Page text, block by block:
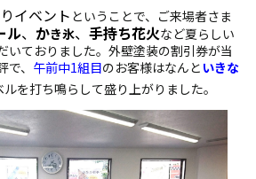
イベントということで、ご来場者さま
ル、 かき氷、 手持ち花火など夏らしい
いておりました。外壁塗装の割引券が当
、 午前中1組目のお客様はなんと いきな
を打ち鳴らして盛り上がりました。